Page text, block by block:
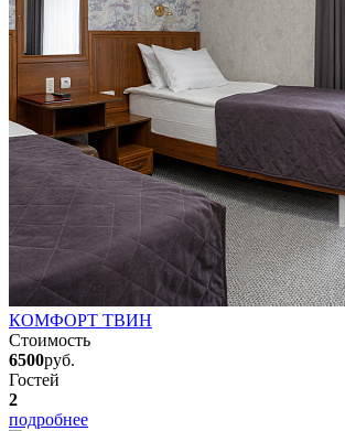
КОМФОРТ ТВИН
Стоимость
6500руб.
Гостей
2
подробнее